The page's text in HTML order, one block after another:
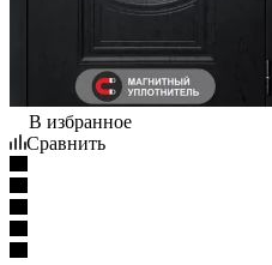
В избранное
Сравнить